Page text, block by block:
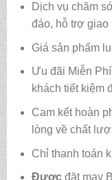
Dịch vụ chăm
đáo, hỗ trợ giao
Giá sản phẩm
Ưu đãi Miễn
khách tiết kiệm
Cam kết hoàn
lòng về chất
Chỉ thanh toán
Đượcđặt may